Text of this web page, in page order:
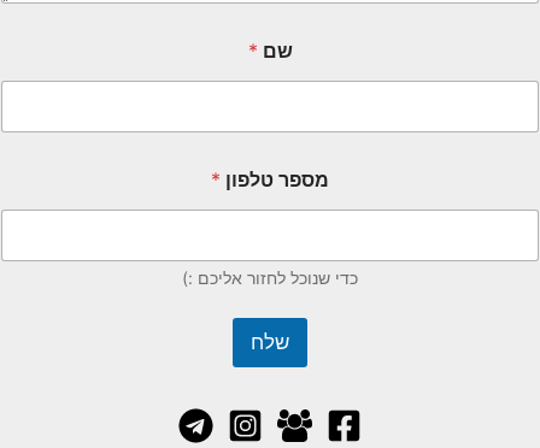
שם *
מספר טלפון *
כדי שנוכל לחזור אליכם :)
שלח